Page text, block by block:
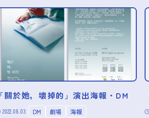
「關於她，壞掉的」演出海報・DM
2022.08.03 DM 劇場 海報